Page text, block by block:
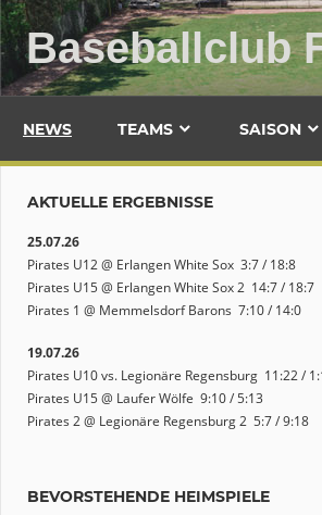
Zum
Inhalt
springen
Baseballclub
NEWS TEAMS SAISON
AKTUELLE ERGEBNISSE
25.07.26
Pirates U12 @ Erlangen White Sox 3:7 / 18:8
Pirates U15 @ Erlangen White Sox 2 14:7 / 18:7
Pirates 1 @ Memmelsdorf Barons 7:10 / 14:0
19.07.26
Pirates U10 vs. Legionäre Regensburg 11:22 /
Pirates U15 @ Laufer Wölfe 9:10 / 5:13
Pirates 2 @ Legionäre Regensburg 2 5:7 / 9:18
BEVORSTEHENDE HEIMSPIELE